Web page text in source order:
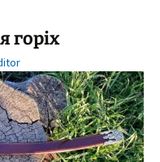
горіх